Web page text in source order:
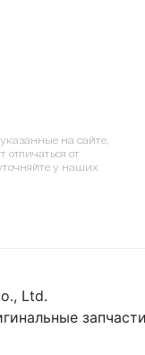
на сайте,
от
у наших
Ltd.